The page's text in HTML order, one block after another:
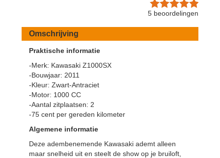
5 beoordelingen
Omschrijving
Praktische informatie
-Merk: Kawasaki Z1000SX
-Bouwjaar: 2011
-Kleur: Zwart-Antraciet
-Motor: 1000 CC
-Aantal zitplaatsen: 2
-75 cent per gereden kilometer
Algemene informatie
Deze adembenemende Kawasaki ademt alleen
maar snelheid uit en steelt de show op je bruiloft,